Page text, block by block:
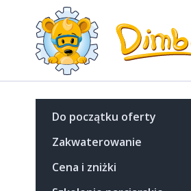
Do początku oferty
Zakwaterowanie
Cena i zniżki